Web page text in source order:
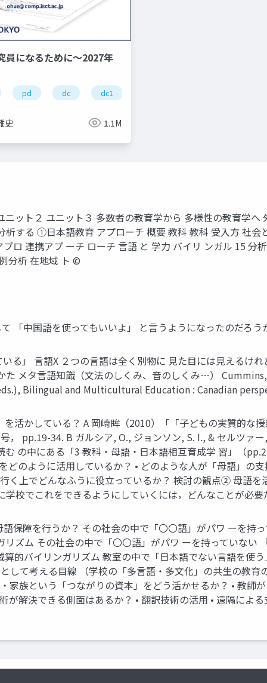
員になるために～2027年
pd dc dc1
史 1.1M
ット２ ユニット３ 多数者の教育学から 多様性の教育学
析する ①日本語教育 アプローチ 概要 教科 教科 受入方 社
連携アプ ーチ ローチ 言語 と 学力 バイリ ンガル 15 分
分析 在地域 ト ©️
「中国語を使ってもいいよ」 と言うようになったのだろ
る」 言語X ２つの言語は全く別物に 見た目には見えるけ
た メタ言語知識（文法のしくみ、音のしくみ…）
Bilingual and Multicultural Education : Canadian
活かしている？ A 岡崎眸（2010）「「子どもの実質的な
， pp.19-34. B ガルシア, O., ジョンソン, S. I., & セルツァ
の中にある「3 教科・母語・日本語相互育成学 習」（
のように活用しているか？ • どのような人が「母語」の
く上でどんなふうに役立っているか？ 検討の観点② 母語
校でこれをできるようにしていくには，どんなことが必
保障を行うか？ その社会の中で「〇〇語」がパワ ーを持
ズム その社会の中で「〇〇語」がパワ ーを持っていない
的バイリンガリズム 教室の中で「日本語でない言語を使
して考える目線 （学校の「多言語・多文化」の共生の教
家族という「つながりの資本」をどう活かせるか？ • 教師
が解決できる側面はあるか？ • 翻訳技術の活用 • 遠隔によ